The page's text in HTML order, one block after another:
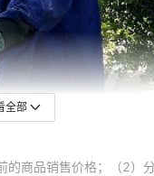
全部
商品销售价格；（2